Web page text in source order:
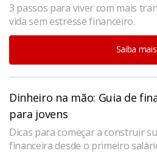
3 passos para viver com mais
vida sem estresse financeiro.
Saiba mais
Dinheiro na mão: Guia de
para jovens
Dicas para começar a construir
financeira desde o primeiro